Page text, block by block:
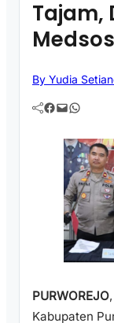
Tajam,
Medsos
By Yudia
Facebook Mail WhatsApp
PURWOREJO
Kabupaten